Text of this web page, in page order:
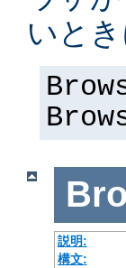
いと
説明:
構文: